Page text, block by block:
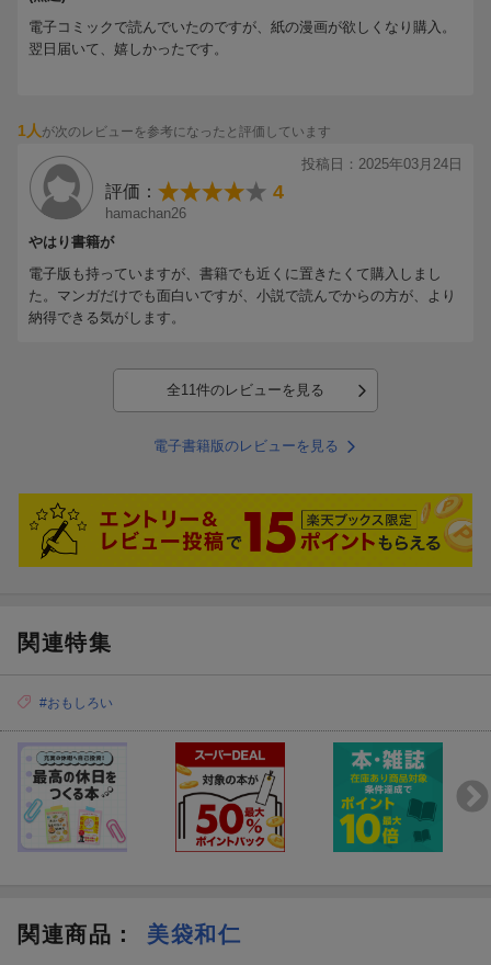
電子コミックで読んでいたのですが、紙の漫画が欲しくなり購入。
翌日届いて、嬉しかったです。
1人 が次のレビューを参考になったと評価しています
投稿日：2025年03月24日
評価： 4
hamachan26
やはり書籍が
電子版も持っていますが、書籍でも近くに置きたくて購入しまし
た。マンガだけでも面白いですが、小説で読んでからの方が、より
納得できる気がします。
全11件のレビューを見る
電子書籍版のレビューを見る
関連特集
#おもしろい
関連商品 ： 美袋和仁